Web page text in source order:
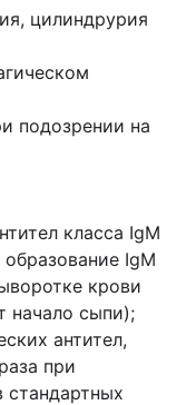
цилиндрурия
подозрении на
класса IgM
IgM
крови
начало сыпи);
антител,
при